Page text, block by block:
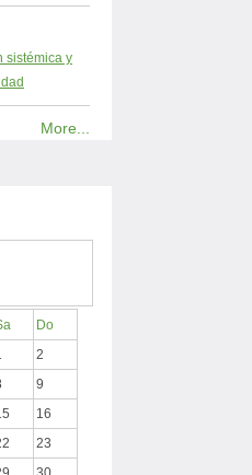
sistémica y
More...
Do
2
9
16
23